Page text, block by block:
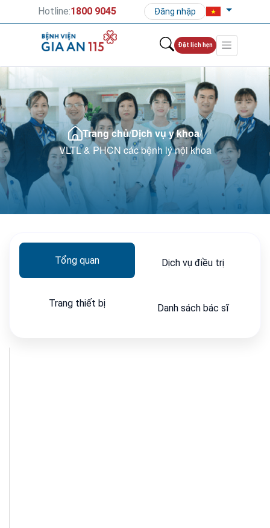
Hotline:1800 9045 Đăng nhập
Đặt lịch hẹn
Trang chủ/Dịch vụ y khoa/
VLTL & PHCN các bệnh lý nội khoa
Tổng quan Dịch vụ điều trị
Trang thiết bị Danh sách bác sĩ